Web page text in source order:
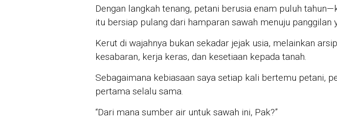
Dengan langkah tenang, petani berusia enam puluh
itu bersiap pulang dari hamparan sawah menuju panggilan
Kerut di wajahnya bukan sekadar jejak usia, melainkan
kesabaran, kerja keras, dan kesetiaan kepada tanah.
Sebagaimana kebiasaan saya setiap kali bertemu petani,
pertama selalu sama.
“Dari mana sumber air untuk sawah ini, Pak?”